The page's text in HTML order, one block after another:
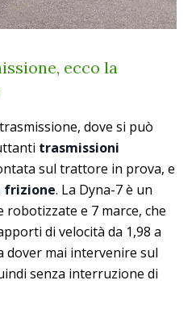
ecco la
dove si può
trasmissioni
sul trattore in prova, e
frizione. La Dyna-7 è un
e 7 marce, che
di velocità da 1,98 a
dover mai intervenire sul
senza interruzione di